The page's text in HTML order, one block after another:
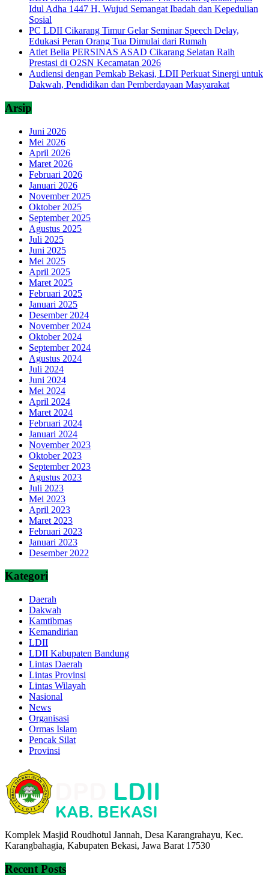
Idul Adha 1447 H, Wujud Semangat Ibadah dan Kepedulian
Sosial
PC LDII Cikarang Timur Gelar Seminar Speech Delay,
Edukasi Peran Orang Tua Dimulai dari Rumah
Atlet Belia PERSINAS ASAD Cikarang Selatan Raih
Prestasi di O2SN Kecamatan 2026
Audiensi dengan Pemkab Bekasi, LDII Perkuat Sinergi untuk
Dakwah, Pendidikan dan Pemberdayaan Masyarakat
Arsip
Juni 2026
Mei 2026
April 2026
Maret 2026
Februari 2026
Januari 2026
November 2025
Oktober 2025
September 2025
Agustus 2025
Juli 2025
Juni 2025
Mei 2025
April 2025
Maret 2025
Februari 2025
Januari 2025
Desember 2024
November 2024
Oktober 2024
September 2024
Agustus 2024
Juli 2024
Juni 2024
Mei 2024
April 2024
Maret 2024
Februari 2024
Januari 2024
November 2023
Oktober 2023
September 2023
Agustus 2023
Juli 2023
Mei 2023
April 2023
Maret 2023
Februari 2023
Januari 2023
Desember 2022
Kategori
Daerah
Dakwah
Kamtibmas
Kemandirian
LDII
LDII Kabupaten Bandung
Lintas Daerah
Lintas Provinsi
Lintas Wilayah
Nasional
News
Organisasi
Ormas Islam
Pencak Silat
Provinsi
Komplek Masjid Roudhotul Jannah, Desa Karangrahayu, Kec.
Karangbahagia, Kabupaten Bekasi, Jawa Barat 17530
Recent Posts